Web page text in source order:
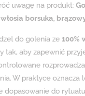
uwagę na produkt:
borsuka,
do golenia ze 100%
tak, aby zapewnić
W praktyce oznacza
dopasowanie do